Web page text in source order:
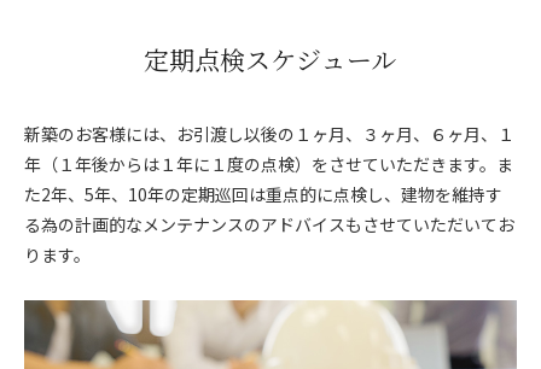
定期点検スケジュール
新築のお客様には、お引渡し以後の１ヶ月、３ヶ月、６ヶ月、１
年（１年後からは１年に１度の点検）をさせていただきます。ま
た2年、5年、10年の定期巡回は重点的に点検し、建物を維持す
る為の計画的なメンテナンスのアドバイスもさせていただいてお
ります。